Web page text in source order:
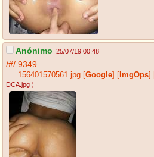
Anónimo 25/07/19 00:48
/#/ 9349
156401570561.jpg [Google] [ ImgOps]
DCA.jpg )